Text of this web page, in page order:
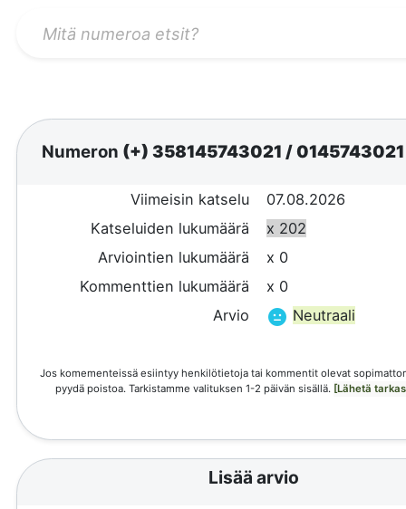
Numeron (+) 358145743021/
Viimeisin katselu
07.08.2026
Katseluiden lukumäärä
x 202
Arviointien lukumäärä
x 0
Kommenttien lukumäärä
x 0
Arvio
Neutraali
Jos komementeissä esiintyy henkilötietoja tai kommentit olevat
pyydä poistoa. Tarkistamme valituksen 1-2 päivän sisällä. [Lähetä
Lisää arvio